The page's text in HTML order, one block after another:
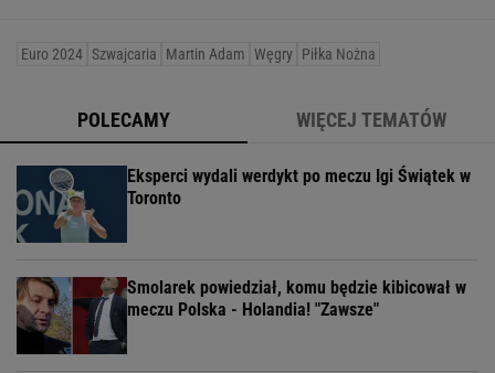
Euro 2024 Szwajcaria Martin Adam Węgry Piłka Nożna
POLECAMY WIĘCEJ TEMATÓW
Eksperci wydali werdykt po meczu Igi Świątek w
Toronto
Smolarek powiedział, komu będzie kibicował w
meczu Polska - Holandia! "Zawsze"